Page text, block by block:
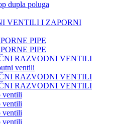
dupla poluga
VENTILI I ZAPORNI
PIPE
PIPE
RAZVODNI VENTILI
ventili
RAZVODNI VENTILI
RAZVODNI VENTILI
ventili
ventili
ventili
ventili